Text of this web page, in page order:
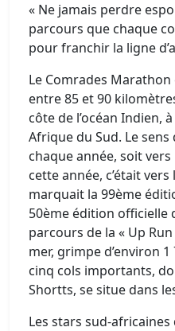
« Ne jamais perdre
parcours que chaque
pour franchir la ligne
Le Comrades
entre 85 et 90
côte de l’océan Indien,
Afrique du Sud. Le
chaque année, soit
cette année, c’était
marquait la 99ème
50ème édition officielle
parcours de la « Up
mer, grimpe d’environ
cinq cols importants,
Shortts, se situe dans
Les stars sud-